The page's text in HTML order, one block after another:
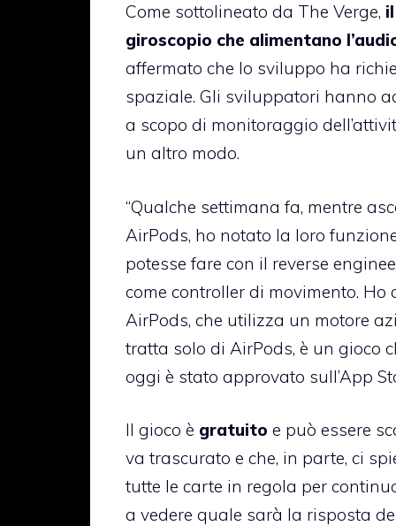
Come sottolineato da The Verge,
giroscopio che alimentano
affermato che lo sviluppo ha
spaziale. Gli sviluppatori hanno
a scopo di monitoraggio
un altro modo.
“Qualche settimana fa, mentre
AirPods, ho notato la loro
potesse fare con il reverse
come controller di movimento.
AirPods, che utilizza un motore
tratta solo di AirPods, è un gioco
oggi è stato approvato sull’App
Il gioco è gratuito e può essere
va trascurato e che, in parte, ci
tutte le carte in regola per
a vedere quale sarà la risposta